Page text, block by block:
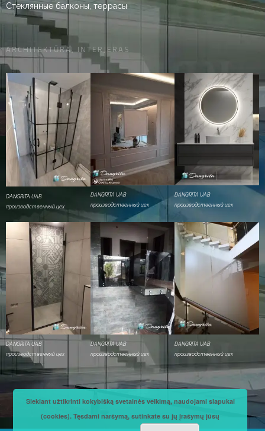
Стеклянные балконы, террасы
ARCHITEKTŪRA, INTERJERAS
DANGRITA UAB
производственный цех
DANGRITA UAB
производственный цех
DANGRITA UAB
производственный цех
DANGRITA UAB
производственный цех
DANGRITA UAB
производственный цех
DANGRITA UAB
производственный цех
Siekiant užtikrinti kokybišką svetainės veikimą, naudojami slapukai
(cookies). Tęsdami naršymą, sutinkate su jų įrašymų jūsų